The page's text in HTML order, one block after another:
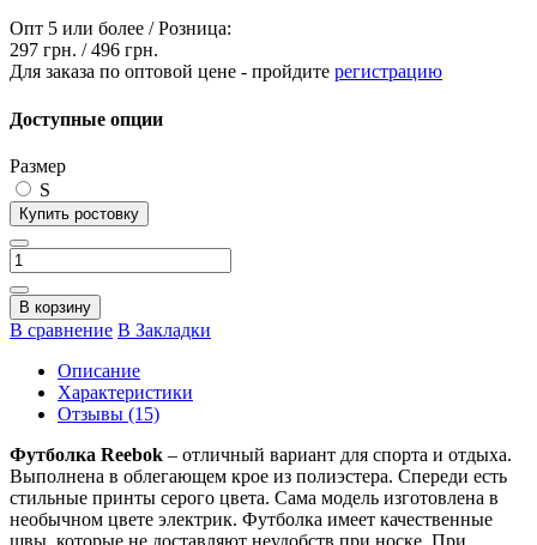
Опт 5 или более / Розница:
297 грн. /496 грн.
Для заказа по оптовой цене - пройдите регистрацию
Доступные опции
Размер
S
Купить ростовку
В корзину
В сравнение В Закладки
Описание
Характеристики
Отзывы (15)
Футболка Reebok – отличный вариант для спорта и отдыха.
Выполнена в облегающем крое из полиэстера. Спереди есть
стильные принты серого цвета. Сама модель изготовлена в
необычном цвете электрик. Футболка имеет качественные
швы, которые не доставляют неудобств при носке. При